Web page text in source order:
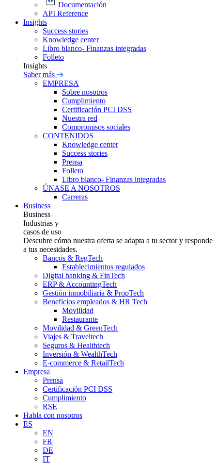
Documentación
API Reference
Insights
Success stories
Knowledge center
Libro blanco- Finanzas integradas
Folleto
Insights
Saber más
EMPRESA
Sobre nosotros
Cumplimiento
Certificación PCI DSS
Nuestra red
Compromisos sociales
CONTENIDOS
Knowledge center
Success stories
Prensa
Folleto
Libro blanco- Finanzas integradas
ÚNASE A NOSOTROS
Carreras
Business
Business
Industrias y
casos de uso
Descubre cómo nuestra oferta se adapta a tu sector y responde
a tus necesidades.
Bancos & RegTech
Establecimientos regulados
Digital banking & FinTech
ERP & AccountingTech
Gestión inmobiliaria & PropTech
Beneficios empleados & HR Tech
Movilidad
Restaurante
Movilidad & GreenTech
Viajes & Traveltech
Seguros & Healthtech
Inversión & WealthTech
E-commerce & RetailTech
Empresa
Prensa
Certificación PCI DSS
Cumplimiento
RSE
Habla con nosotros
ES
EN
FR
DE
IT